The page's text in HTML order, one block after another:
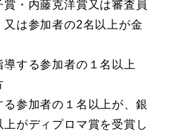
・内藤克洋賞又は審査員
は参加者の2名以上が金
する参加者の１名以上
参加者の１名以上が、銀
がディプロマ賞を受賞し